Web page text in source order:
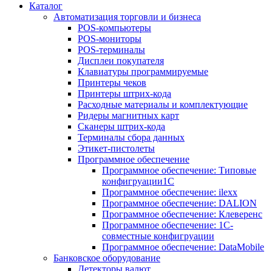
Каталог
Автоматизация торговли и бизнеса
POS-компьютеры
POS-мониторы
POS-терминалы
Дисплеи покупателя
Клавиатуры программируемые
Принтеры чеков
Принтеры штрих-кода
Расходные материалы и комплектующие
Ридеры магнитных карт
Сканеры штрих-кода
Терминалы сбора данных
Этикет-пистолеты
Программное обеспечение
Программное обеспечение: Типовые
конфигруации1С
Программное обеспечение: ilexx
Программное обеспечение: DALION
Программное обеспечение: Клеверенс
Программное обеспечение: 1С-
совместные конфигруации
Программное обеспечение: DataMobile
Банковское оборудование
Детекторы валют